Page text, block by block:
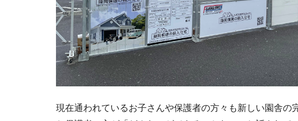
現在通われているお子さんや保護者の方々も新しい園舎